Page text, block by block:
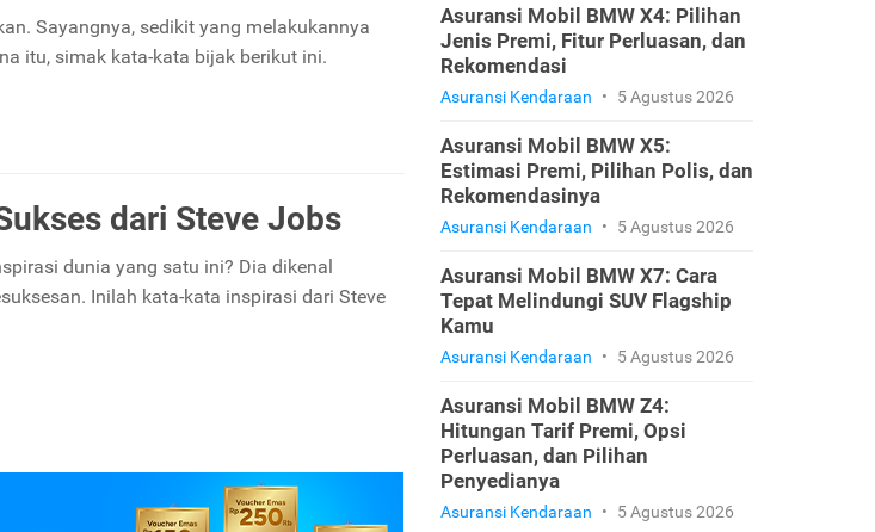
Sayangnya, sedikit yang melakukannya
itu, simak kata-kata bijak berikut ini.
dari Steve Jobs
dunia yang satu ini? Dia dikenal
Inilah kata-kata inspirasi dari Steve
Asuransi Mobil BMW X4: Pilihan
Jenis Premi, Fitur Perluasan, dan
Rekomendasi
Asuransi Kendaraan • 5 Agustus 2026
Asuransi Mobil BMW X5:
Estimasi Premi, Pilihan Polis, dan
Rekomendasinya
Asuransi Kendaraan • 5 Agustus 2026
Asuransi Mobil BMW X7: Cara
Tepat Melindungi SUV Flagship
Kamu
Asuransi Kendaraan • 5 Agustus 2026
Asuransi Mobil BMW Z4:
Hitungan Tarif Premi, Opsi
Perluasan, dan Pilihan
Penyedianya
Asuransi Kendaraan • 5 Agustus 2026